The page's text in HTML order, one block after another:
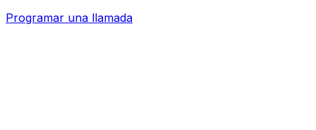
Programar una llamada